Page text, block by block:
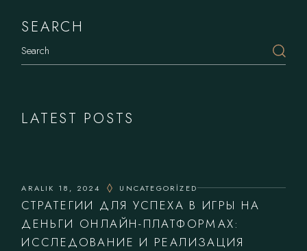
SEARCH
LATEST POSTS
ARALIK 18, 2024 UNCATEGORIZED
СТРАТЕГИИ ДЛЯ УСПЕХА В ИГРЫ НА
ДЕНЬГИ ОНЛАЙН-ПЛАТФОРМАХ:
ИССЛЕДОВАНИЕ И РЕАЛИЗАЦИЯ